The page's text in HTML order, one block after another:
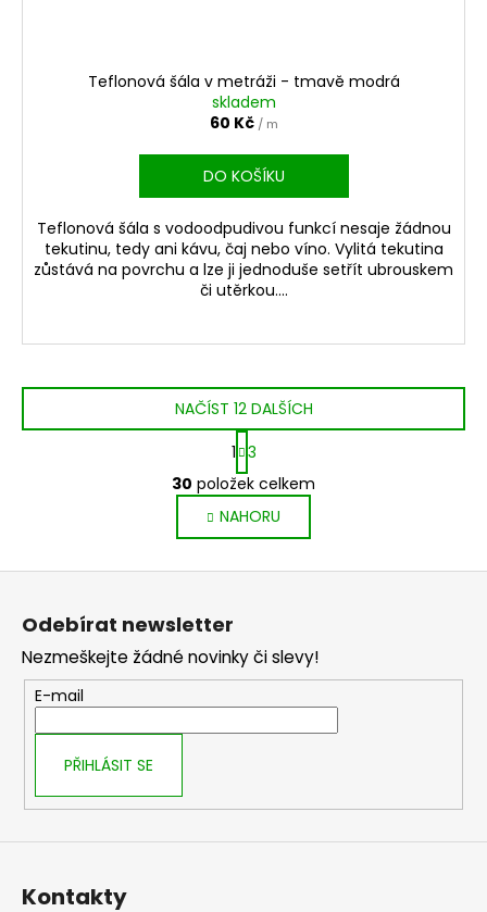
Teflonová šála v metráži - tmavě modrá
skladem
60 Kč / m
DO KOŠÍKU
Teflonová šála s vodoodpudivou funkcí nesaje žádnou
tekutinu, tedy ani kávu, čaj nebo víno. Vylitá tekutina
zůstává na povrchu a lze ji jednoduše setřít ubrouskem
či utěrkou....
O
v
l
á
d
p
r
v
k
ý
NAČÍST 12 DALŠÍCH
S
t
r
á
n
k
o
í
1 3
30 položek celkem
NAHORU
Odebírat newsletter
Nezmeškejte žádné novinky či slevy!
E-mail
PŘIHLÁSIT SE
Kontakty